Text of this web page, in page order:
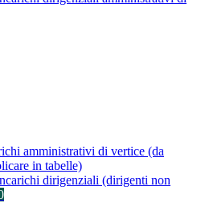
amministrativi di vertice (da
in tabelle)
dirigenziali (dirigenti non